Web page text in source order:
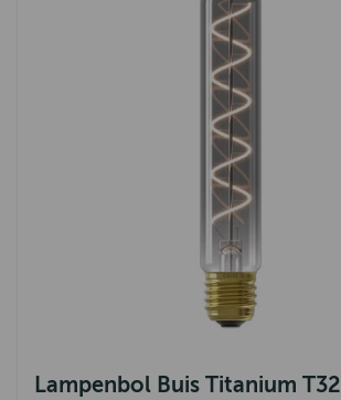
Lampenbol Buis Titanium T32